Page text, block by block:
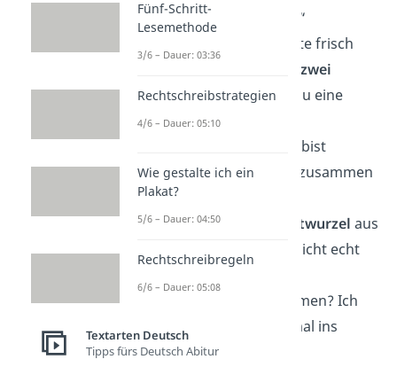
wenn ich dich sehe.“
„Hab mein Bett heute frisch
zwei
Bettdecken. Willst du eine
abhaben?“
„Ich bin einsam. Du bist
einsam. Wollen wir zusammen
einsam sein?“
„Bist du die
Quadratwurzel aus
-1? Weil du kannst nicht echt
„Kannst du schwimmen? Ich
würde dich gerne mal ins
Beckenstoßen.“
Fünf-Schritt-
Lesemethode
3/6 – Dauer: 03:36
Rechtschreibstrategien
4/6 – Dauer: 05:10
Wie gestalte ich ein
Plakat?
5/6 – Dauer: 04:50
Rechtschreibregeln
6/6 – Dauer: 05:08
Textarten Deutsch
Tipps fürs Deutsch Abitur